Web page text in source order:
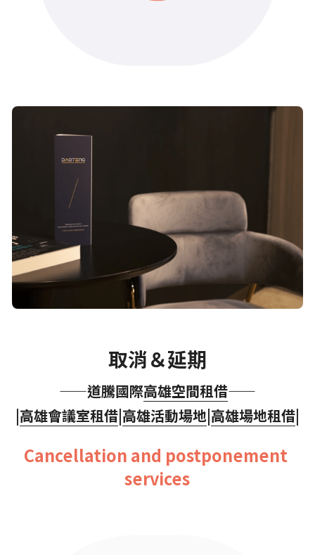
取消＆延期
——道騰國際高雄空間租借——
|高雄會議室租借|高雄活動場地|高雄場地租借|
Cancellation and postponement
services